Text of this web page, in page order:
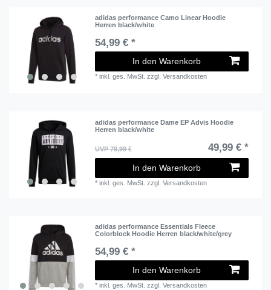
adidas performance Camo Linear Hoodie
Herren black/white
54,99 € *
In den Warenkorb
*inkl. ges. MwSt. zzgl.Versandkosten
adidas performance Dame EP Advis Hoodie
Herren black/white
UVP 79,99 € 49,99 € *
In den Warenkorb
*inkl. ges. MwSt. zzgl.Versandkosten
adidas performance Essentials Fleece
Colorblock Hoodie Herren black/white/grey
54,99 € *
In den Warenkorb
*inkl. ges. MwSt. zzgl.Versandkosten